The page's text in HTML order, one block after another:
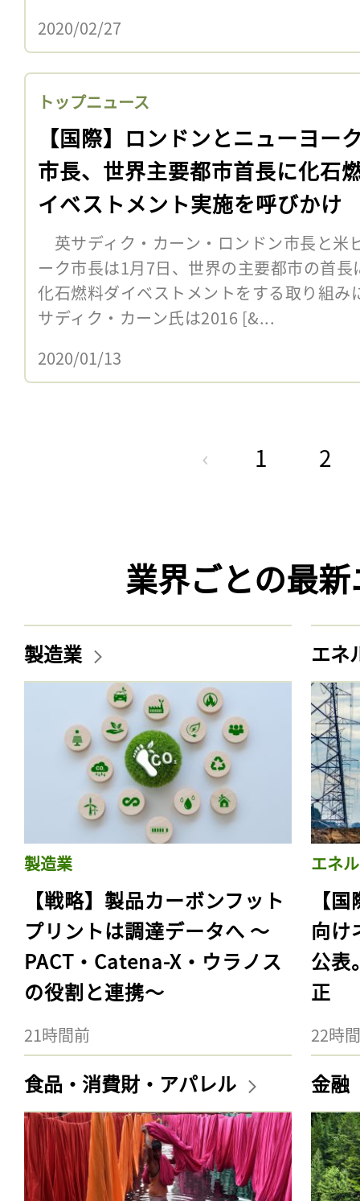
2020/02/27
トップニュース
【国際】ロンドンとニューヨー
市長、世界主要都市首長に化石
イベストメント実施を呼びかけ
英サディク・カーン・ロンドン市長と米
ーク市長は1月7日、世界の主要都市の首
化石燃料ダイベストメントをする取り組み
サディク・カーン氏は2016 [&...
2020/01/13
1 2
業界ごとの最
製造業
製造業
【戦略】製品カーボンフット
プリントは調達データへ 〜
PACT・Catena-X・ウラノス
の役割と連携〜
21時間前
エネ
エネ
【
向け
公表
正
22時
食品・消費財・アパレル 金融